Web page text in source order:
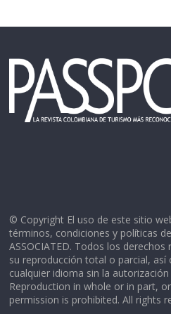
© Copyright El uso de este sitio
términos, condiciones y políticas
ASSOCIATED. Todos los derechos
su reproducción total o parcial, así
cualquier idioma sin la
Reproduction in whole or in part,
permission is prohibited. All rights